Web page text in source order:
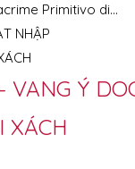
Primitivo di…
Ý
XÁCH